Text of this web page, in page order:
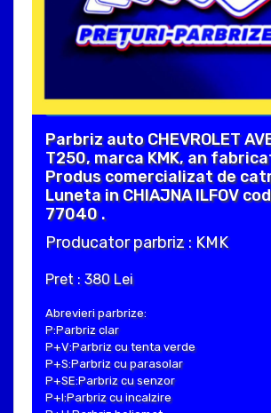
Parbriz auto CHEVROLET
T250, marca KMK, an
Produs comercializat de
Luneta in CHIAJNA ILFOV
77040 .
Producator parbriz : KMK
Pret : 380 Lei
Abrevieri parbrize:
P:Parbriz clar
P+V:Parbriz cu tenta verde
P+S:Parbriz cu parasolar
P+SE:Parbriz cu senzor
P+I:Parbriz cu incalzire